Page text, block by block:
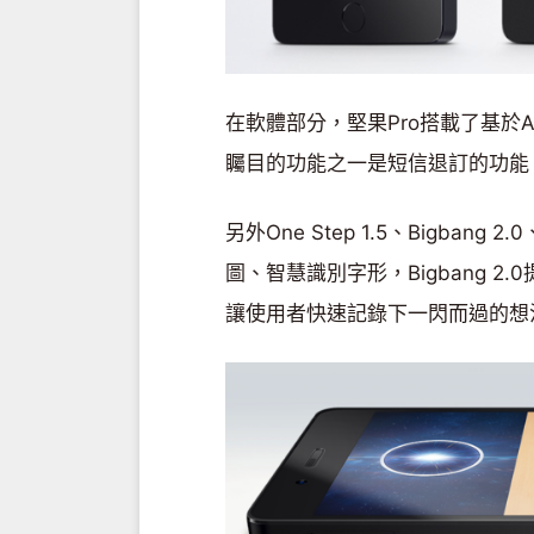
在軟體部分，堅果Pro搭載了基
矚目的功能之一是短信退訂的功
另外One Step 1.5、Bigbang 2.0
圖、智慧識別字形，Bigbang 2.0
讓使用者快速記錄下一閃而過的想